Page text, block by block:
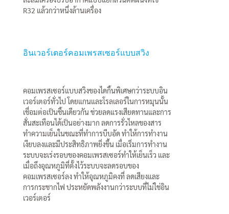
R32 แล้วกว่าหนึ่งล้านเครื่อง
อินเวอร์เตอร์คอมเพรสเซอร์แบบสวิง
คอมเพรสเซอร์แบบสวิงของไดกิ้นพิเศษกว่าระบบอิน
เวอร์เตอร์ทั่วไป โดยแกนและโรลเลอร์ในการหมุนนั้น
เชื่อมต่อเป็นชิ้นเดียวกัน ช่วยลดแรงเสียดทานและการ
สั่นสะเทือนได้เป็นอย่างมาก ลดการรั่วไหลของสาร
ทำความเย็นในขณะที่ทำการบีบอัด ทำให้การทำงาน
เงียบลงและมีประสิทธิภาพยิ่งขึ้น เมื่อเริ่มการทำงาน
ระบบจะเร่งรอบของคอมเพรสเซอร์ทำให้เย็นเร็ว และ
เมื่อถึงอุณหภูมิที่ตั้งไว้ระบบจะลดรอบของ
คอมเพรสเซอร์ลง ทำให้อุณหภูมิคงที่ ลดเสียงและ
การกระชากไฟ ประหยัดพลังงานกว่าระบบที่ไม่ใช่อิน
เวอร์เตอร์